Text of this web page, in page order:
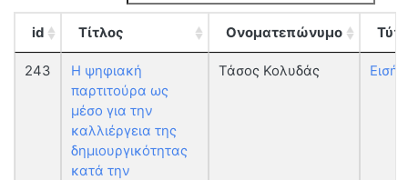
id Τίτλος Ονοματεπώνυμο
243
Η ψηφιακή
παρτιτούρα ως
μέσο για την
καλλιέργεια της
δημιουργικότητας
κατά την
Τάσος Κολυδάς